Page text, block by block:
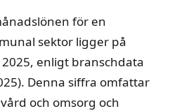
för en
sektor ligger på
enligt branschdata
Denna siffra omfattar
och omsorg och